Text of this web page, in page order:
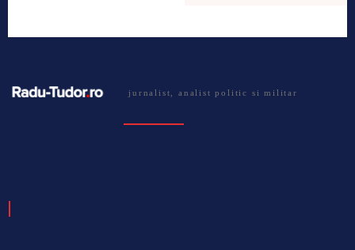
jurnalist, analist politic si militar